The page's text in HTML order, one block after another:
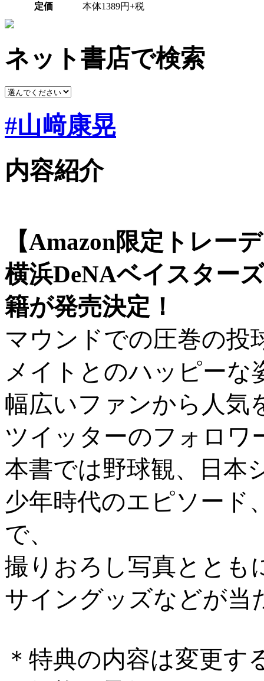
定価
本体1389円+税
ネット書店で検索
#山﨑康晃
内容紹介
【Amazon限定トレー
横浜DeNAベイスター
籍が発売決定！
マウンドでの圧巻の投
メイトとのハッピーな
幅広いファンから人気
ツイッターのフォロワ
本書では野球観、日本
少年時代のエピソード
で、
撮りおろし写真ととも
サイングッズなどが当
＊特典の内容は変更す